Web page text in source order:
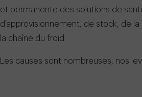
et permanente des solutions de
d’approvisionnement, de stock, de
la chaîne du froid.
Les causes sont nombreuses, nos